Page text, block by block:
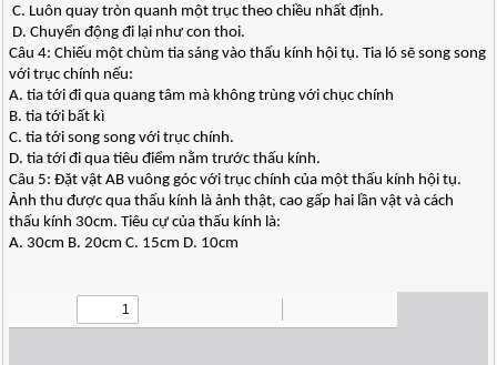
C. Luôn quay tròn quanh một trục theo chiều nhất định.
D. Chuyển động đi lại như con thoi.
Câu 4: Chiếu một chùm tia sáng vào thấu kính hội tụ. Tia ló sẽ song song
với trục chính nếu:
A. tia tới đi qua quang tâm mà không trùng với chục chính
B. tia tới bất kì
C. tia tới song song với trục chính.
D. tia tới đi qua tiêu điểm nằm trước thấu kính.
Câu 5: Đặt vật AB vuông góc với trục chính của một thấu kính hội tụ.
Ảnh thu được qua thấu kính là ảnh thật, cao gấp hai lần vật và cách
thấu kính 30cm. Tiêu cự của thấu kính là:
A. 30cm B. 20cm C. 15cm D. 10cm